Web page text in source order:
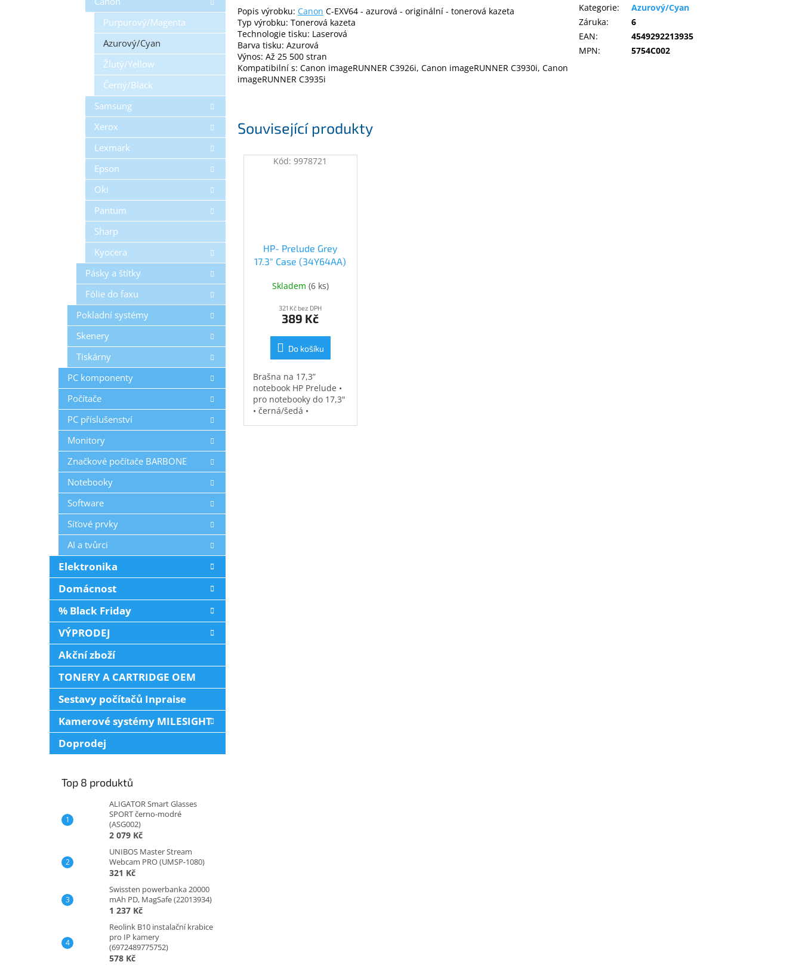
Purpurový/Magenta
Azurový/Cyan
Žlutý/Yellow
Černý/Black
Samsung
Xerox
Lexmark
Epson
Oki
Pantum
Sharp
Kyocera
Pásky a štítky
Fólie do faxu
Pokladní systémy
Skenery
Tiskárny
PC komponenty
Počítače
PC příslušenství
Monitory
Značkové počítače BARBONE
Notebooky
Software
Síťové prvky
AI a tvůrci
Elektronika
Domácnost
% Black Friday
VÝPRODEJ
Akční zboží
TONERY A CARTRIDGE OEM
Sestavy počítačů Inpraise
Kamerové systémy MILESIGHT
Doprodej
Top 8 produktů
ALIGATOR Smart Glasses
SPORT černo-modré
(ASG002)
2 079 Kč
UNIBOS Master Stream
Webcam PRO (UMSP-1080)
321 Kč
Swissten powerbanka 20000
mAh PD, MagSafe (22013934)
1 237 Kč
Reolink B10 instalační krabice
pro IP kamery
(6972489775752)
578 Kč
Související produkty
HP- Prelude Grey
17.3" Case (34Y64AA)
Skladem (6 ks)
321 Kč bez DPH
389 Kč
Do košíku
Brašna na 17,3”
notebook HP Prelude •
pro notebooky do 17,3"
• černá/šedá •
Kód:9978721
Popis výrobku: Canon C-EXV64 - azurová - originální - tonerová kazeta
Typ výrobku: Tonerová kazeta
Technologie tisku: Laserová
Barva tisku: Azurová
Výnos: Až 25 500 stran
Kompatibilní s: Canon imageRUNNER C3926i, Canon imageRUNNER C3930i, Canon
imageRUNNER C3935i
Kategorie:
Azurový/Cyan
Záruka:
6
EAN:
4549292213935
MPN: 5754C002